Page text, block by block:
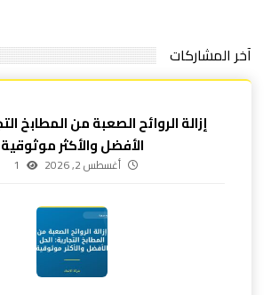
آخر المشاركات
إزالة الروائح الصعبة من المطابخ
الأفضل والأكثر موثوقية
أغسطس 2, 2026 1